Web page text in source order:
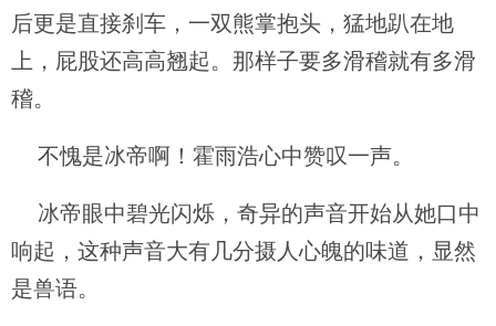
后更是直接刹车，一双熊掌抱头，猛地趴在地
上，屁股还高高翘起。那样子要多滑稽就有多滑
稽。
不愧是冰帝啊！霍雨浩心中赞叹一声。
冰帝眼中碧光闪烁，奇异的声音开始从她口中
响起，这种声音大有几分摄人心魄的味道，显然
是兽语。